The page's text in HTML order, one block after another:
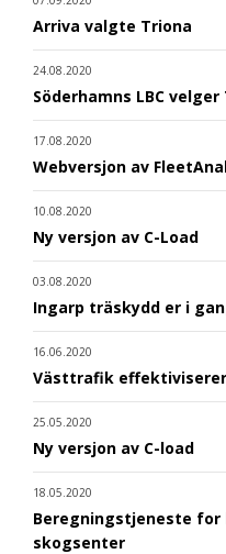
Arriva valgte Triona
24.08.2020
Söderhamns LBC velger
17.08.2020
Webversjon av
10.08.2020
Ny versjon av C-Load
03.08.2020
Ingarp träskydd er i
16.06.2020
Västtrafik effektiviserer
25.05.2020
Ny versjon av C-load
18.05.2020
Beregningstjeneste
skogsenter